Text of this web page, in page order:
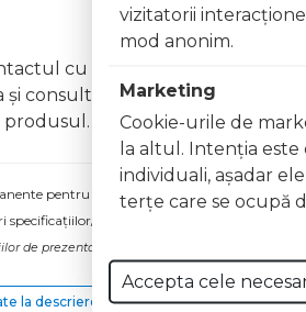
cu ochii. În caz de contact,
consultați un specialist Nu
În caz de ingerare
pentru a păstra informațiile
specificațiilor/etichetei acestuia, fără a ne
de prezentare pentru Lac unghii Gel Effect
la descriere
vizitatorii
mod anonim.
Marketing
Cookie-urile de
la altul. Intenţia
individuali, aşadar
terţe care se ocupă
Accepta cele